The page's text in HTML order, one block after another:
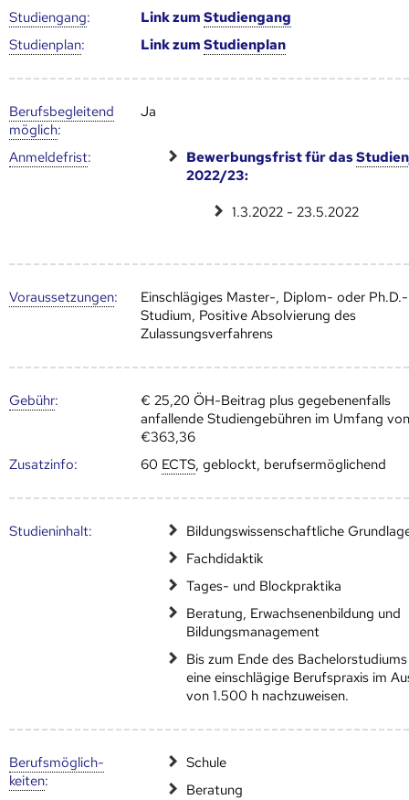
Studien­gang: Link zumStudien­gang
Studien­plan: Link zumStudien­plan
Berufs­begleitend
möglich:
Ja
Anmelde­frist: Bewerbungsfrist für das
2022/23:
1.3.2022 - 23.5.2022
Voraus­setzungen:
Einschlägiges Master-, Diplom- oder Ph.D.-
Studium, Positive Absolvierung des
Zulassungsverfahrens
Gebühr:
€ 25,20 ÖH-Beitrag plus gegebenenfalls
anfallende Studiengebühren im Umfang
€363,36
Zusatz­info:
60 ECTS, geblockt, berufsermöglichend
Studien­inhalt:
Bildungswissenschaftliche
Fachdidaktik
Tages- und Blockpraktika
Beratung, Erwachsenenbildung und
Bildungsmanagement
Bis zum Ende des
eine einschlägige Berufspraxis im
von 1.500 h nachzuweisen.
Berufs­möglich­
keiten:
Schule
Beratung